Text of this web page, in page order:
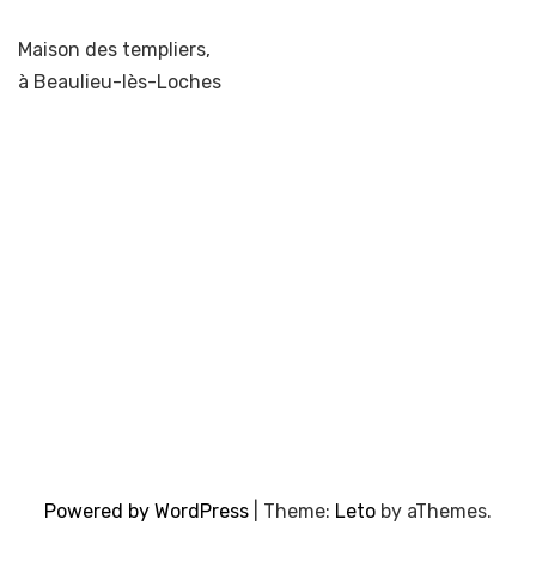
Maison des templiers,
à Beaulieu-lès-Loches
Powered by WordPress Theme: Leto by aThemes.